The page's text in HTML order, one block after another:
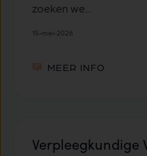
zoeken we...
15-mei-2026
MEER INFO
Verpleegkundige